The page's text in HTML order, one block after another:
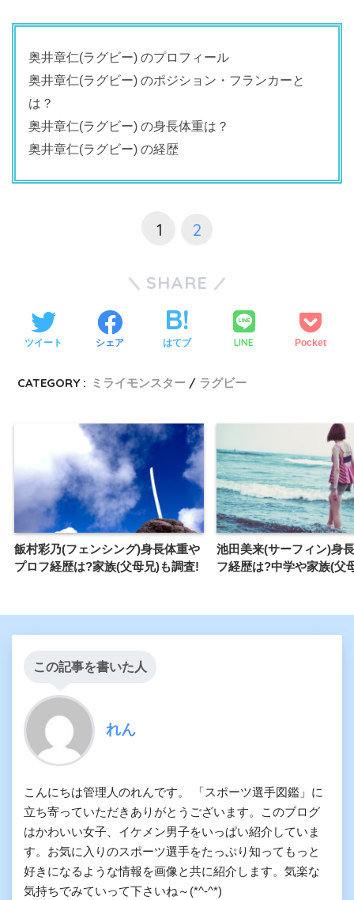
奥井章仁(ラグビー) のプロフィール
奥井章仁(ラグビー) のポジション・フランカーと
は？
奥井章仁(ラグビー) の身長体重は？
奥井章仁(ラグビー) の経歴
1 2
SHARE
ツイート シェア はてブ LINE Pocket
CATEGORY : ミライモンスター ラグビー
飯村彩乃(フェンシング)身長体重や
プロフ経歴は?家族(父母兄)も調査!
池田美来(サーフィン)身
フ経歴は?中学や家族(父
この記事を書いた人
れん
こんにちは管理人のれんです。 「スポーツ選手図鑑」に
立ち寄っていただきありがとうございます。このブログ
はかわいい女子、イケメン男子をいっぱい紹介していま
す。お気に入りのスポーツ選手をたっぷり知ってもっと
好きになるような情報を画像と共に紹介します。気楽な
気持ちでみていって下さいね～(*^-^*)